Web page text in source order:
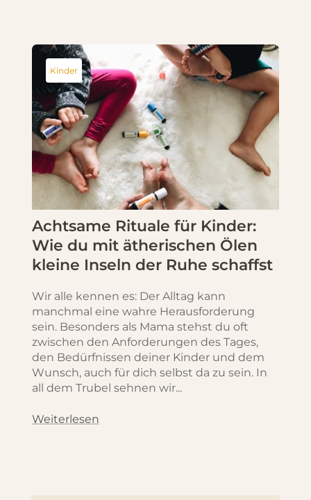
Kinder
Achtsame Rituale für Kinder:
Wie du mit ätherischen Ölen
kleine Inseln der Ruhe schaffst
Wir alle kennen es: Der Alltag kann
manchmal eine wahre Herausforderung
sein. Besonders als Mama stehst du oft
zwischen den Anforderungen des Tages,
den Bedürfnissen deiner Kinder und dem
Wunsch, auch für dich selbst da zu sein. In
all dem Trubel sehnen wir...
Weiterlesen